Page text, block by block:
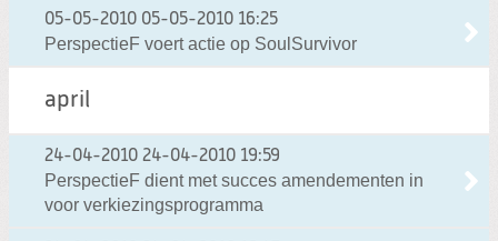
05-05-2010 05-05-2010 16:25
PerspectieF voert actie op SoulSurvivor
april
24-04-2010 24-04-2010 19:59
PerspectieF dient met succes amendementen in
voor verkiezingsprogramma